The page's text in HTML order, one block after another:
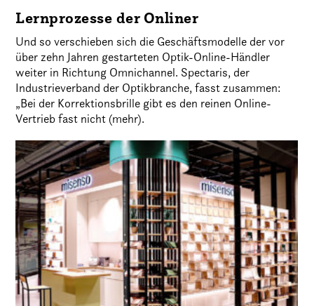
Lernprozesse der Onliner
Und so verschieben sich die Geschäftsmodelle der vor
über zehn Jahren gestarteten Optik-Online-Händler
weiter in Richtung Omnichannel. Spectaris, der
Industrieverband der Optikbranche, fasst zusammen:
„Bei der Korrektionsbrille gibt es den reinen Online-
Vertrieb fast nicht (mehr).